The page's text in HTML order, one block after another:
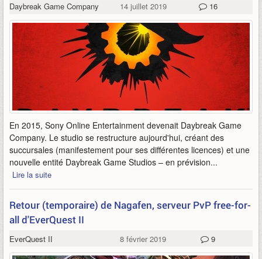
Daybreak Game Company 14 juillet 2019 16
En 2015, Sony Online Entertainment devenait Daybreak Game
Company. Le studio se restructure aujourd'hui, créant des
succursales (manifestement pour ses différentes licences) et une
nouvelle entité Daybreak Game Studios – en prévision...
Lire la suite
Retour (temporaire) de Nagafen, serveur PvP free-for-
all d'EverQuest II
EverQuest II 8 février 2019 9